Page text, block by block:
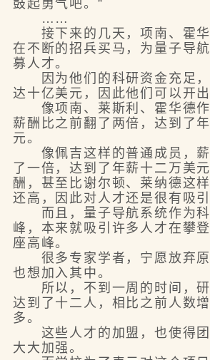
鼓起勇气吧。”
……
接下来的几天，项南、霍华
在不断的招兵买马，为量子导
募人才。
因为他们的科研资金充足，
达十亿美元，因此他们可以开
像项南、莱斯利、霍华德作
薪酬比之前翻了两倍，达到了
元。
像佩吉这样的普通成员，薪
了一倍，达到了年薪十二万美
酬，甚至比谢尔顿、莱纳德这
还高，因此对人才还是很有吸引
而且，量子导航系统作为科
峰，本来就吸引许多人才在攀
座高峰。
很多专家学者，宁愿放弃原
也想加入其中。
所以，不到一周的时间，研
达到了十二人，相比之前人数
多。
这些人才的加盟，也使得团
大大加强。